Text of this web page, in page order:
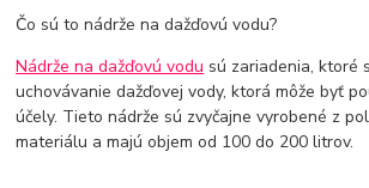
Čo sú to nádrže na dažďovú vodu?
Nádrže na dažďovú vodu sú zariadenia, ktoré
uchovávanie dažďovej vody, ktorá môže byť
účely. Tieto nádrže sú zvyčajne vyrobené z
materiálu a majú objem od 100 do 200 litrov.